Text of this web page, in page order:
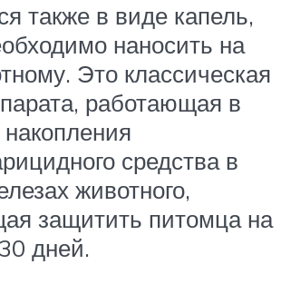
также в виде капель,
наносить на
Это классическая
работающая в
накопления
средства в
животного,
защитить питомца на
дней.